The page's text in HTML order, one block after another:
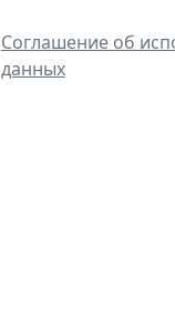
Соглашение об
данных